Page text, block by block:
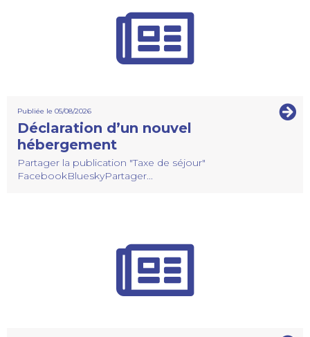
Publiée le 05/08/2026
Déclaration d’un nouvel
hébergement
Partager la publication "Taxe de séjour"
FacebookBlueskyPartager...